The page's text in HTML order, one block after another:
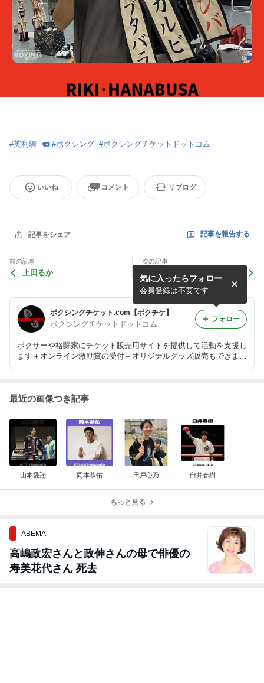
#英利騎 #ボクシング #ボクシングチケットドットコム
いいね コメント リブログ
記事をシェア 記事を報告する
前の記事
上田るか
次の記事
ボクシングチケット.com【ボクチケ】
ボクシングチケットドットコム
ボクサーや格闘家にチケット販売用サイトを提供して活動を支援し
ます＋オンライン激励賞の受付＋オリジナルグッズ販売もできま
気に入ったらフォロー
会員登録は不要です
フォロー
最近の画像つき記事
山本愛翔 岡本恭佑 田戸心乃 臼井春樹
もっと見る
ABEMA
高嶋政宏さんと政伸さんの母で俳優の
寿美花代さん 死去